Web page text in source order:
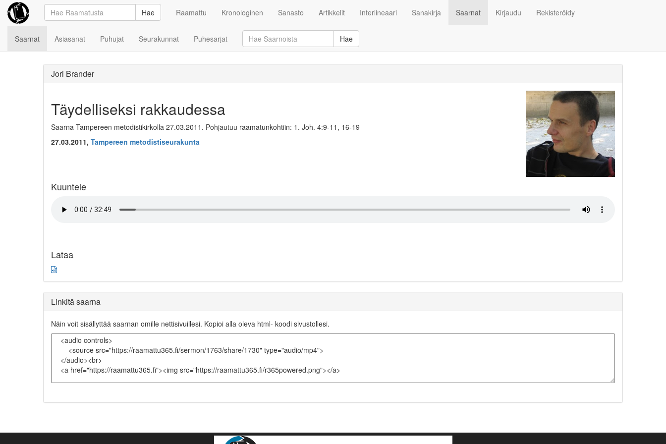
Hae Raamattu Kronologinen Sanasto Artikkelit Interlineaari Sanakirja Saarnat Kirjaudu Rekisteröidy
Saarnat Asiasanat Puhujat Seurakunnat Puhesarjat Hae
Jori Brander
Täydelliseksi rakkaudessa
Saarna Tampereen metodistikirkolla 27.03.2011. Pohjautuu raamatunkohtiin: 1. Joh. 4:9-11, 16-19
27.03.2011, Tampereen metodistiseurakunta
Kuuntele
Lataa
Linkitä saarna
Näin voit sisällyttää saarnan omille nettisivuillesi. Kopioi alla oleva html- koodi sivustollesi.